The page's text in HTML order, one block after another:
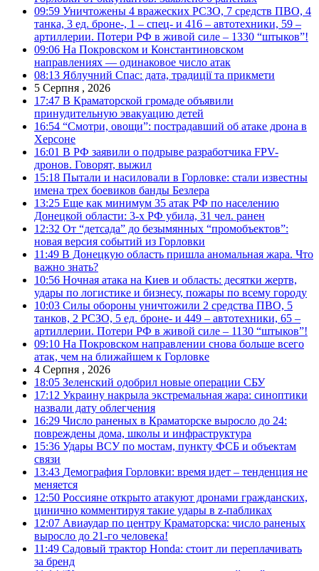
09:59 Уничтожены 4 вражеских РСЗО, 7 средств ПВО, 4
танка, 3 ед. броне-, 1 – спец- и 416 – автотехники, 59 –
артиллерии. Потери РФ в живой силе – 1330 “штыков”!
09:06 На Покровском и Константиновском
направлениях — одинаковое число атак
08:13 Яблучний Спас: дата, традиції та прикмети
5 Серпня , 2026
17:47 В Краматорской громаде объявили
принудительную эвакуацию детей
16:54 “Смотри, овощи”: пострадавший об атаке дрона в
Херсоне
16:01 В РФ заявили о подрыве разработчика FPV-
дронов. Говорят, выжил
15:18 Пытали и насиловали в Горловке: стали известны
имена трех боевиков банды Безлера
13:25 Еще как минимум 35 атак РФ по населению
Донецкой области: 3-х РФ убила, 31 чел. ранен
12:32 От “детсада” до безымянных “промобъектов”:
новая версия событий из Горловки
11:49 В Донецкую область пришла аномальная жара. Что
важно знать?
10:56 Ночная атака на Киев и область: десятки жертв,
удары по логистике и бизнесу, пожары по всему городу
10:03 Силы обороны уничтожили 2 средства ПВО, 5
танков, 2 РСЗО, 5 ед. броне- и 449 – автотехники, 65 –
артиллерии. Потери РФ в живой силе – 1130 “штыков”!
09:10 На Покровском направлении снова больше всего
атак, чем на ближайшем к Горловке
4 Серпня , 2026
18:05 Зеленский одобрил новые операции СБУ
17:12 Украину накрыла экстремальная жара: синоптики
назвали дату облегчения
16:29 Число раненых в Краматорске выросло до 24:
повреждены дома, школы и инфраструктура
15:36 Удары ВСУ по мостам, пункту ФСБ и объектам
связи
13:43 Демография Горловки: время идет – тенденция не
меняется
12:50 Россияне открыто атакуют дронами гражданских,
цинично комментируя такие удары в z-пабликах
12:07 Авиаудар по центру Краматорска: число раненых
выросло до 21-го человека!
11:49 Садовый трактор Honda: стоит ли переплачивать
за бренд